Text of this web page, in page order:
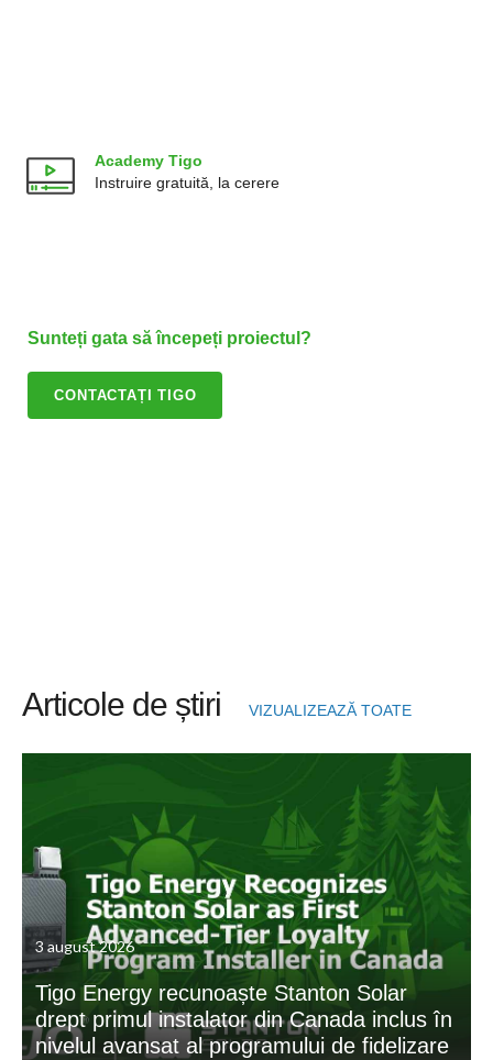
Academy Tigo
Instruire gratuită, la cerere
Sunteți gata să începeți proiectul?
CONTACTAȚI TIGO
Articole de știri VIZUALIZEAZĂ TOATE
3 august 2026
Tigo Energy recunoaște Stanton Solar
drept primul instalator din Canada inclus în
nivelul avansat al programului de fidelizare